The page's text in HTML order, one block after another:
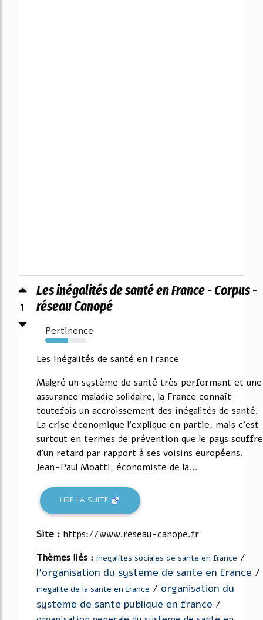
1
Les inégalités de santé en France - Corpus -
réseau Canopé
Pertinence
55%
Les inégalités de santé en France
Malgré un système de santé très performant et une
assurance maladie solidaire, la France connaît
toutefois un accroissement des inégalités de santé.
La crise économique l'explique en partie, mais c'est
surtout en termes de prévention que le pays souffre
d'un retard par rapport à ses voisins européens.
Jean-Paul Moatti, économiste de la...
LIRE LA SUITE
Site : https://www.reseau-canope.fr
Thèmes liés : inegalites sociales de sante en france /
l'organisation du systeme de sante en france /
inegalite de la sante en france / organisation du
systeme de sante publique en france /